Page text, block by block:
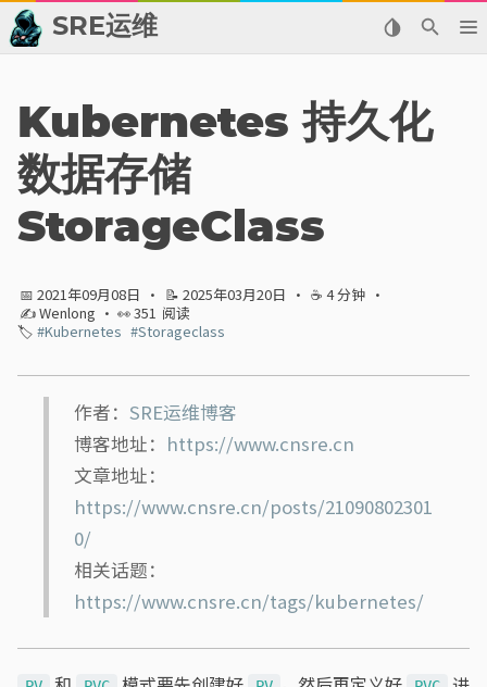
SRE运维
👬 友情链接
📈 热点新闻
💬 留言板
🙈 关于博主
Kubernetes 持久化
数据存储
StorageClass
📅 2021年09月08日 · 📝 2025年03月20日 · ☕ 4 分钟 ·
✍ Wenlong · 👀351 阅读
🏷️ #Kubernetes #Storageclass
作者： SRE运维博客
博客地址： https://www.cnsre.cn
文章地址：
https://www.cnsre.cn/posts/21090802301
0/
相关话题：
https://www.cnsre.cn/tags/kubernetes/